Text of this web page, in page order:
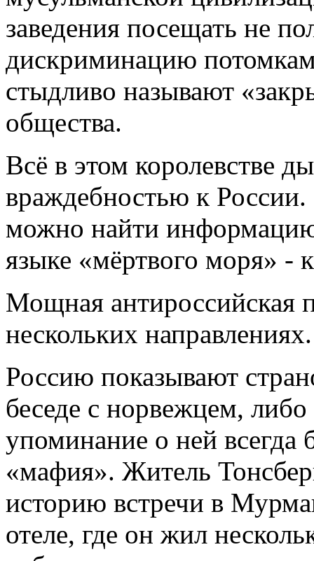
заведения посещать не
дискриминацию
стыдливо называют
общества.
Всё в этом королевстве
враждебностью к
можно найти
языке «мёртвого моря» -
Мощная антироссийская
нескольких направлениях.
Россию показывают
беседе с норвежцем,
упоминание о ней всегда
«мафия». Житель
историю встречи в
отеле, где он жил